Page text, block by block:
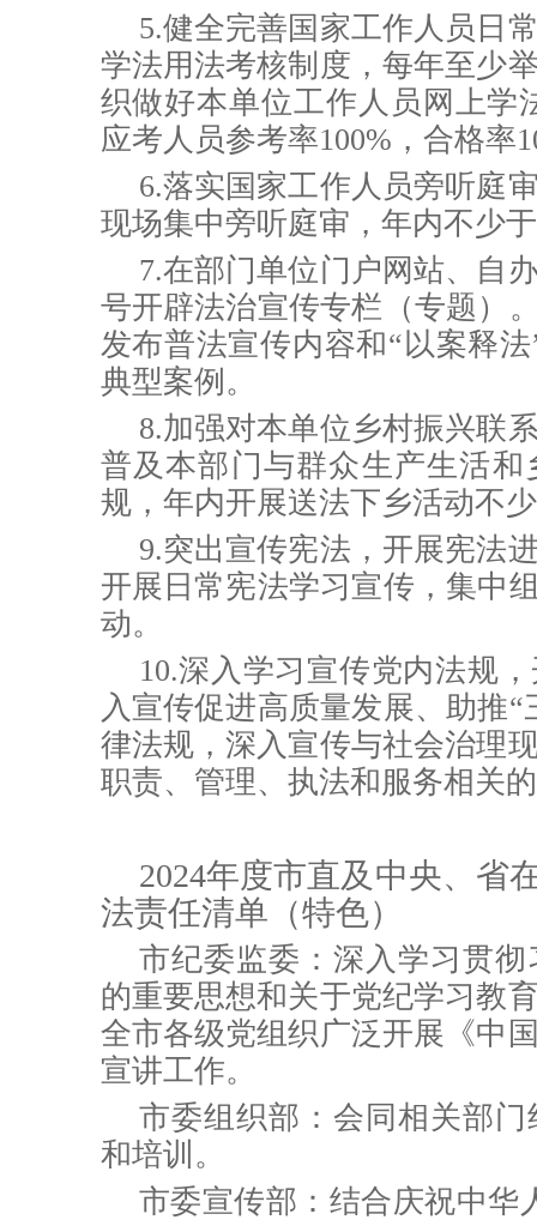
5.健全完善国家工作人员日
学法用法考核制度，每年至少
织做好本单位工作人员网上学
应考人员参考率100%，合格率
6.落实国家工作人员旁听庭
现场集中旁听庭审，年内不少
7.在部门单位门户网站、自
号开辟法治宣传专栏（专题）
发布普法宣传内容和“以案释
典型案例。
8.加强对本单位乡村振兴联
普及本部门与群众生产生活
规，年内开展送法下乡活动不
9.突出宣传宪法，开展宪法
开展日常宪法学习宣传， 集中
动。
10.深入学习宣传党内法规 ，
入宣传促进高质量发展、助推
律法规，深入宣传与社会治理
职责、管理、执法和服务相关
2024年度市直及中央、省
法责任清单（特色）
市纪委监委： 深入学习贯
的重要思想和关于党纪学习教
全市各级党组织广泛开展《中
宣讲工作。
市委组织部：会同相关部
和培训。
市委宣传部： 结合庆祝中华